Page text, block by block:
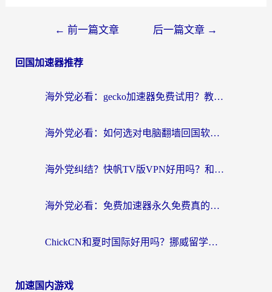
← 前一篇文章 后一篇文章 →
回国加速器推荐
海外党必看：gecko加速器免费试用？教你选对回国加速器，无缝刷国内剧玩游戏
海外党必看：如何选对电脑翻墙回国软件，轻松解锁国内资源？
海外党纠结？快帆TV版VPN好用吗？和扇贝手游VPN对比哪个回国效果更好？
海外党必看：免费加速器永久免费真的存在吗？教你选对回国加速器无缝刷国内资源
ChickCN和夏时国际好用吗？挪威留学生亲测3款回国加速器，附穿梭和加速喵对比指南
加速国内游戏